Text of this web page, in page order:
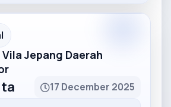
Jepang Daerah
17 December 2025